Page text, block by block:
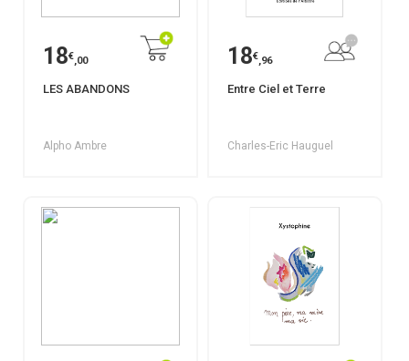
18€,00
LES ABANDONS
Alpho Ambre
18€,96
Entre Ciel et Terre
Charles-Eric Hauguel